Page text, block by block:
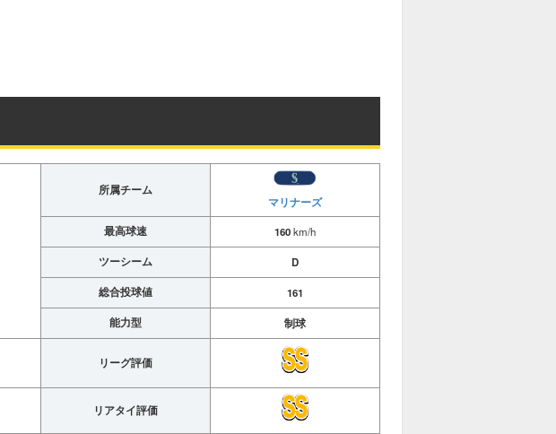
所属チーム
マリナーズ
最高球速 160km/h
ツーシーム
D
総合投球値
161
能力型
制球
リーグ評価
リアタイ評価